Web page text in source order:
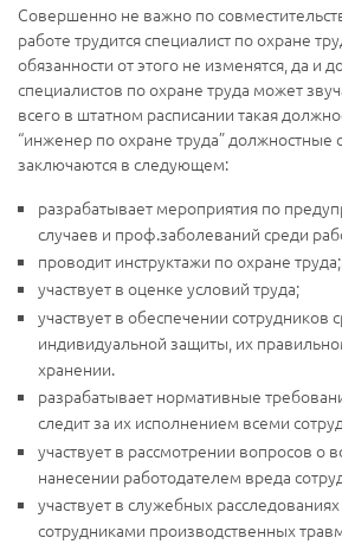
Совершенно не важно по
работе трудится специалист по охране
обязанности от этого не изменятся, да и
специалистов по охране труда может
всего в штатном расписании такая
“инженер по охране труда” должностные
заключаются в следующем:
разрабатывает мероприятия по
случаев и проф.заболеваний среди
проводит инструктажи по охране труда;
участвует в оценке условий труда;
участвует в обеспечении сотрудников
индивидуальной защиты, их
хранении.
разрабатывает нормативные
следит за их исполнением всеми
участвует в рассмотрении вопросов о
нанесении работодателем вреда
участвует в служебных
сотрудниками производственных